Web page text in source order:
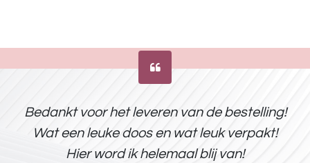
Bedankt voor het leveren van de bestelling!
Wat een leuke doos en wat leuk verpakt!
Hier word ik helemaal blij van!